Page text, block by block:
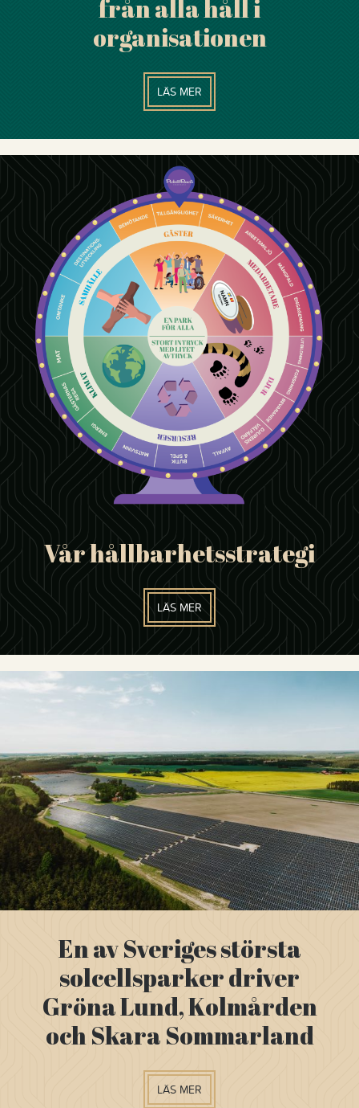
från alla håll i
organisationen
LÄS MER
Vår hållbarhetsstrategi
LÄS MER
En av Sveriges största
solcellsparker driver
Gröna Lund, Kolmården
och Skara Sommarland
LÄS MER